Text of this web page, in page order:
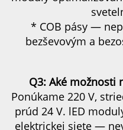
* COB pásy —
bezševovým a
Q3: Aké možnosti
Ponúkame 220 V,
prúd 24 V. lED
elektrickej siete —